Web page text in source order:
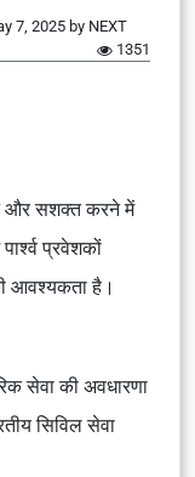
7, 2025 by NEXT
1351
और सशक्त करने में
प्रवेशकों
आवश्यकता है।
सेवा की अवधारणा
सिविल सेवा